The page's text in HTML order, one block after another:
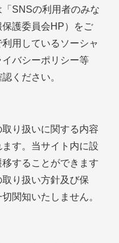
SNSの利用者のみな
護委員会HP）をご
用しているソーシャ
バシーポリシー等
ください。
り扱いに関する内容
す。当サイト内に設
することができます
り扱い方針及び保
関知いたしません。